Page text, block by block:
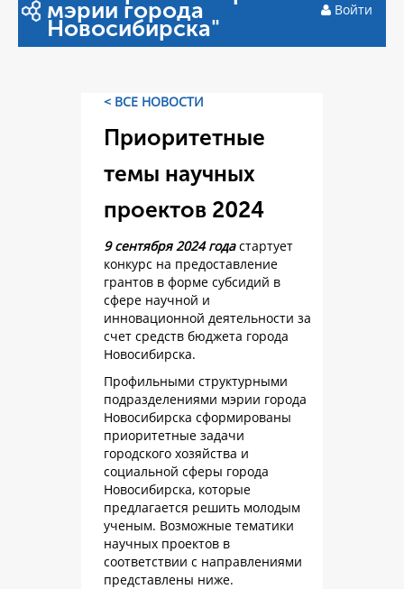
мэрии города
Новосибирска"
Войти
< ВСЕ НОВОСТИ
Приоритетные
темы научных
проектов 2024
9 сентября 2024 годастартует
конкурс на предоставление
грантов в форме субсидий в
сфере научной и
инновационной деятельности за
счет средств бюджета города
Новосибирска.
Профильными структурными
подразделениями мэрии города
Новосибирска сформированы
приоритетные задачи
городского хозяйства и
социальной сферы города
Новосибирска, которые
предлагается решить молодым
ученым. Возможные тематики
научных проектов в
соответствии с направлениями
представлены ниже.